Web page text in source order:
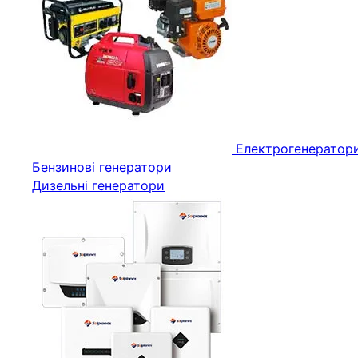
Бензинові генератори
Дизельні генератори